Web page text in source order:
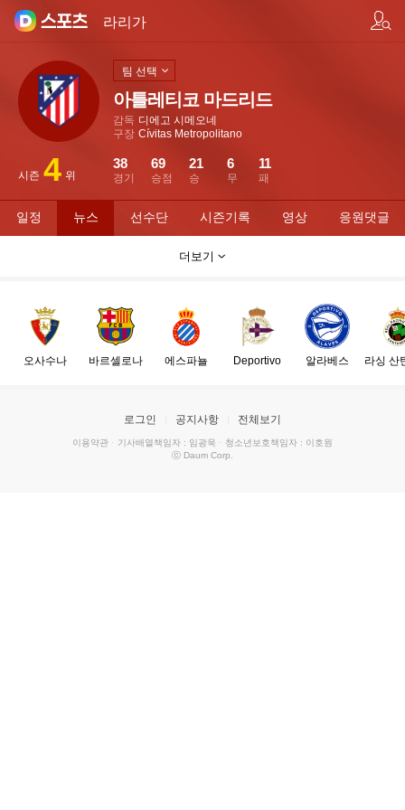
라리가
아틀레티코 마드리드
감독 디에고 시메오네
구장 Cívitas Metropolitano
시즌 4 위 경기
38
승점
69
승
21
무
6
패
11
팀 선택
일정 뉴스 선수단 시즌기록 영상 응원댓글
더보기
오사수나 바르셀로나 에스파뇰 Deportivo 알라베스 라싱 산
로그인 공지사항 전체보기
이용약관 · 기사배열책임자 : 임광욱 · 청소년보호책임자 : 이호원
ⓒ Daum Corp.